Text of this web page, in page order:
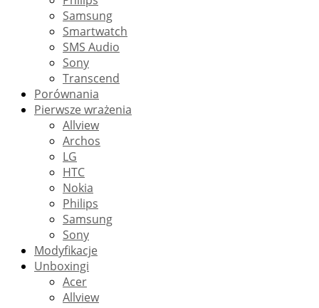
Samsung
Smartwatch
SMS Audio
Sony
Transcend
Porównania
Pierwsze wrażenia
Allview
Archos
LG
HTC
Nokia
Philips
Samsung
Sony
Modyfikacje
Unboxingi
Acer
Allview